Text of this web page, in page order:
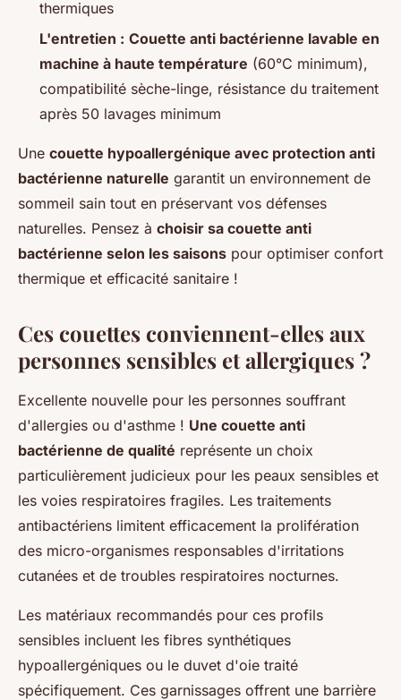
thermiques
L'entretien : Couette anti bactérienne lavable en
machine à haute température (60°C minimum),
compatibilité sèche-linge, résistance du traitement
après 50 lavages minimum
Une couette hypoallergénique avec protection anti
bactérienne naturelle garantit un environnement de
sommeil sain tout en préservant vos défenses
naturelles. Pensez à choisir sa couette anti
bactérienne selon les saisons pour optimiser confort
thermique et efficacité sanitaire !
Ces couettes conviennent-elles aux
personnes sensibles et allergiques ?
Excellente nouvelle pour les personnes souffrant
d'allergies ou d'asthme ! Une couette anti
bactérienne de qualité représente un choix
particulièrement judicieux pour les peaux sensibles et
les voies respiratoires fragiles. Les traitements
antibactériens limitent efficacement la prolifération
des micro-organismes responsables d'irritations
cutanées et de troubles respiratoires nocturnes.
Les matériaux recommandés pour ces profils
sensibles incluent les fibres synthétiques
hypoallergéniques ou le duvet d'oie traité
spécifiquement. Ces garnissages offrent une barrière